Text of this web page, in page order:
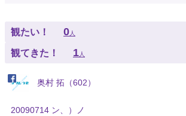
観たい！ 0人
観てきた！ 1人
奥村 拓（602）
20090714 ン、）ノ